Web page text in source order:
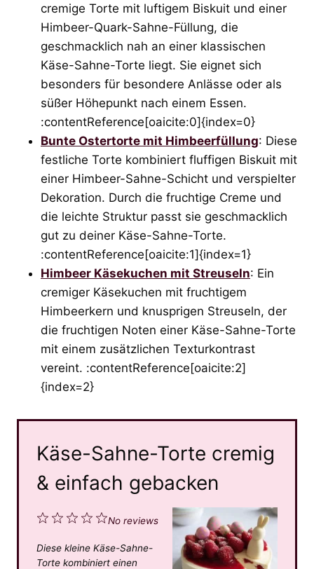
cremige Torte mit luftigem Biskuit und einer
Himbeer-Quark-Sahne-Füllung, die
geschmacklich nah an einer klassischen
Käse-Sahne-Torte liegt. Sie eignet sich
besonders für besondere Anlässe oder als
süßer Höhepunkt nach einem Essen.
:contentReference[oaicite:0]{index=0}
Bunte Ostertorte mit Himbeerfüllung: Diese
festliche Torte kombiniert fluffigen Biskuit mit
einer Himbeer-Sahne-Schicht und verspielter
Dekoration. Durch die fruchtige Creme und
die leichte Struktur passt sie geschmacklich
gut zu deiner Käse-Sahne-Torte.
:contentReference[oaicite:1]{index=1}
Himbeer Käsekuchen mit Streuseln: Ein
cremiger Käsekuchen mit fruchtigem
Himbeerkern und knusprigen Streuseln, der
die fruchtigen Noten einer Käse-Sahne-Torte
mit einem zusätzlichen Texturkontrast
vereint. :contentReference[oaicite:2]
{index=2}
Käse-Sahne-Torte cremig
& einfach gebacken
5
t
4
t
3
t
2
t
1
t
No reviews
Diese kleine Käse-Sahne-
Torte kombiniert einen